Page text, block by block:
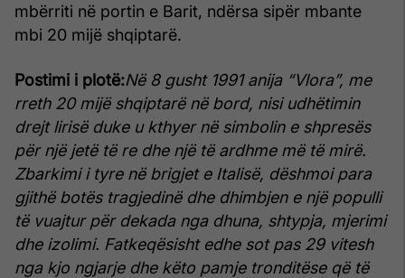
mbërriti në portin e Barit, ndërsa sipër mbante
mbi 20 mijë shqiptarë.
Postimi i plotë:Në 8 gusht 1991 anija “Vlora”, me
rreth 20 mijë shqiptarë në bord, nisi udhëtimin
drejt lirisë duke u kthyer në simbolin e shpresës
për një jetë të re dhe një të ardhme më të mirë.
Zbarkimi i tyre në brigjet e Italisë, dëshmoi para
gjithë botës tragjedinë dhe dhimbjen e një populli
të vuajtur për dekada nga dhuna, shtypja, mjerimi
dhe izolimi. Fatkeqësisht edhe sot pas 29 vitesh
nga kjo ngjarje dhe këto pamje tronditëse që të